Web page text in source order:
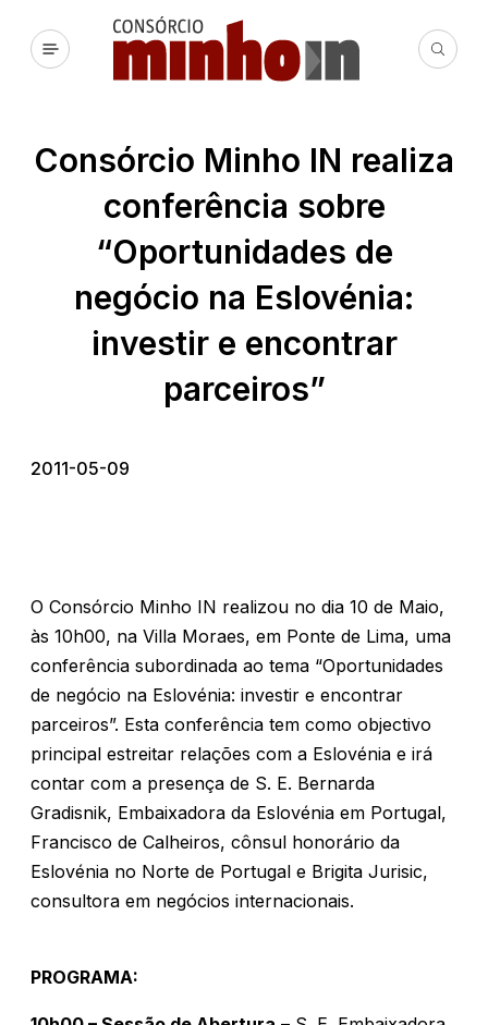
Consórcio Minho IN realiza
conferência sobre
“Oportunidades de
negócio na Eslovénia:
investir e encontrar
parceiros”
2011-05-09
O Consórcio Minho IN realizou no dia 10 de Maio,
às 10h00, na Villa Moraes, em Ponte de Lima, uma
conferência subordinada ao tema “Oportunidades
de negócio na Eslovénia: investir e encontrar
parceiros”. Esta conferência tem como objectivo
principal estreitar relações com a Eslovénia e irá
contar com a presença de S. E. Bernarda
Gradisnik, Embaixadora da Eslovénia em Portugal,
Francisco de Calheiros, cônsul honorário da
Eslovénia no Norte de Portugal e Brigita Jurisic,
consultora em negócios internacionais.
PROGRAMA: